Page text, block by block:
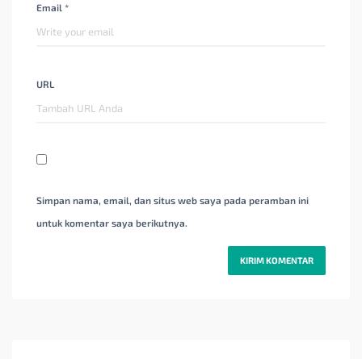
Email *
URL
Simpan nama, email, dan situs web saya pada peramban ini
untuk komentar saya berikutnya.